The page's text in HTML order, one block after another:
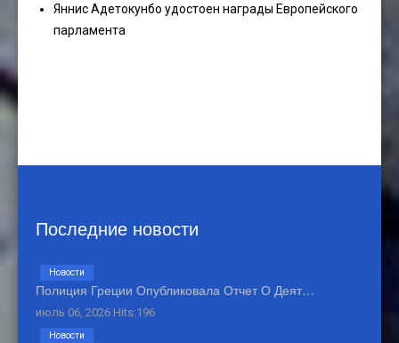
Яннис Адетокунбо удостоен награды Европейского
парламента
Последние новости
Полиция Греции Опубликовала Отчет О Деят…
июль 06, 2026 Hits:196
Новости
Новости